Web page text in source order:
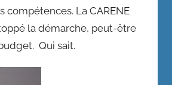
compétences. La CARENE
la démarche, peut-être
Qui sait.